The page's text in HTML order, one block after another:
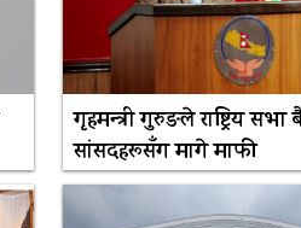
गृहमन्त्री गुरुङले राष्ट्रिय
सांसदहरूसँग मागे माफी